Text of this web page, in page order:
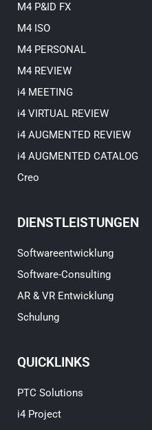
M4 P&ID FX
M4 ISO
M4 PERSONAL
M4 REVIEW
i4 MEETING
i4 VIRTUAL REVIEW
i4 AUGMENTED REVIEW
i4 AUGMENTED CATALOG
Creo
DIENSTLEISTUNGEN
Softwareentwicklung
Software-Consulting
AR & VR Entwicklung
Schulung
QUICKLINKS
PTC Solutions
i4 Project